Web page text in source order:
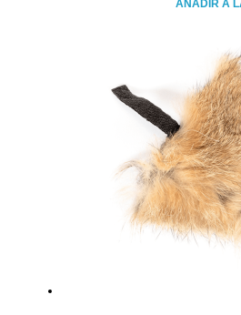
AÑADIR A